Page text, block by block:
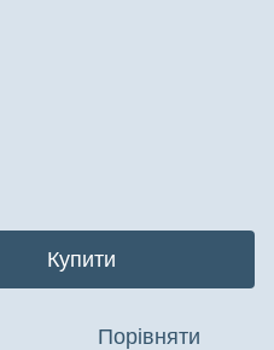
Купити
Порівняти